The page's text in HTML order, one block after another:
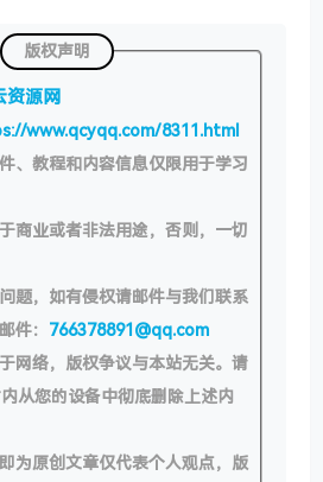
版权声明
资源网
www.qcyqq.com/8311.html
、教程和内容信息仅限用于学习
商业或者非法用途，否则，一切
题，如有侵权请邮件与我们联系
件： 766378891@qq.com
网络，版权争议与本站无关。请
从您的设备中彻底删除上述内
为原创文章仅代表个人观点，版